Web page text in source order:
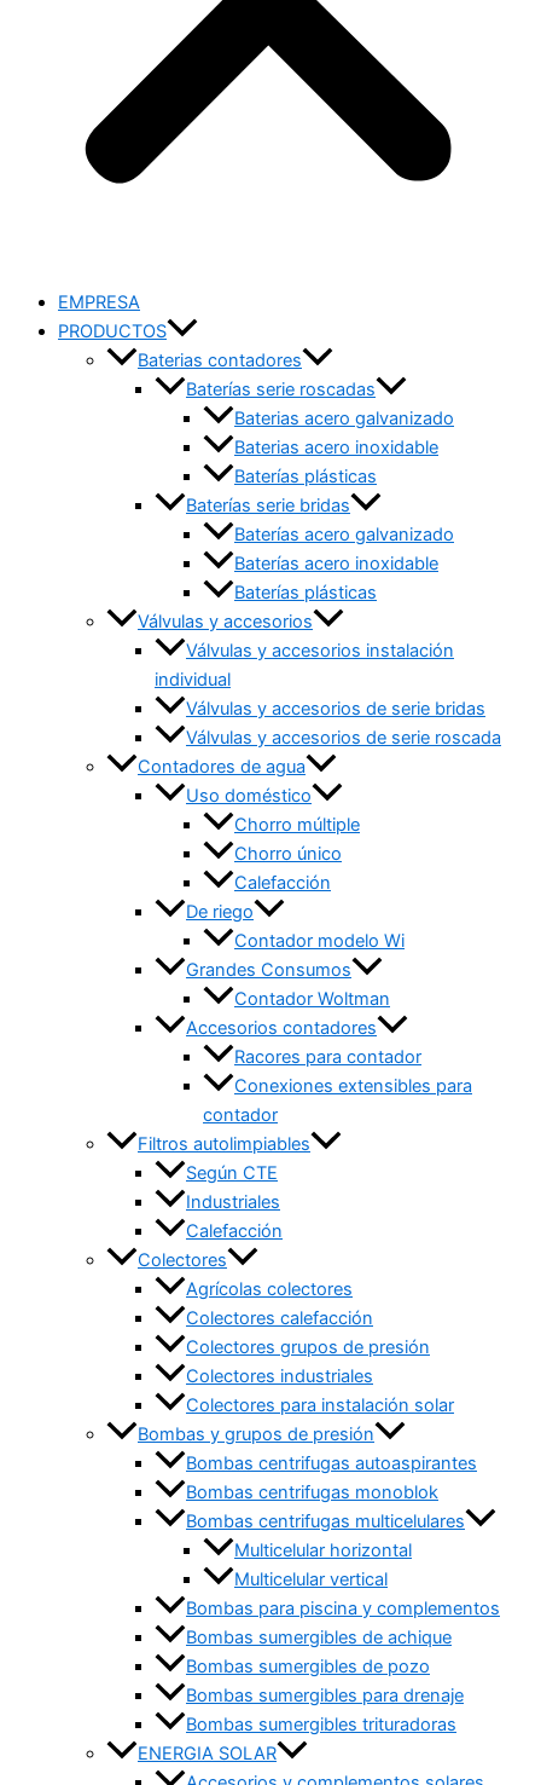
EMPRESA
PRODUCTOS
Baterias contadores
Baterías serie roscadas
Baterias acero galvanizado
Baterias acero inoxidable
Baterías plásticas
Baterías serie bridas
Baterías acero galvanizado
Baterías acero inoxidable
Baterías plásticas
Válvulas y accesorios
Válvulas y accesorios instalación
individual
Válvulas y accesorios de serie bridas
Válvulas y accesorios de serie roscada
Contadores de agua
Uso doméstico
Chorro múltiple
Chorro único
Calefacción
De riego
Contador modelo Wi
Grandes Consumos
Contador Woltman
Accesorios contadores
Racores para contador
Conexiones extensibles para
contador
Filtros autolimpiables
Según CTE
Industriales
Calefacción
Colectores
Agrícolas colectores
Colectores calefacción
Colectores grupos de presión
Colectores industriales
Colectores para instalación solar
Bombas y grupos de presión
Bombas centrifugas autoaspirantes
Bombas centrifugas monoblok
Bombas centrifugas multicelulares
Multicelular horizontal
Multicelular vertical
Bombas para piscina y complementos
Bombas sumergibles de achique
Bombas sumergibles de pozo
Bombas sumergibles para drenaje
Bombas sumergibles trituradoras
ENERGIA SOLAR